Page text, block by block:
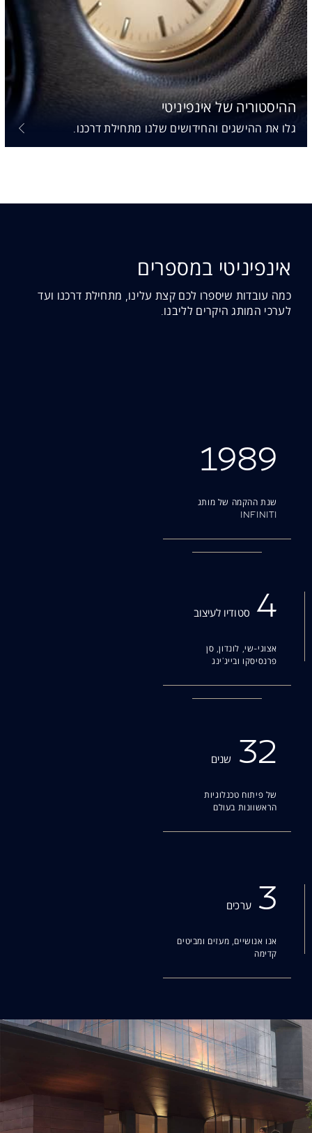
ההיסטוריה של אינפיניטי
גלו את ההישגים והחידושים שלנו מתחילת דרכנו.
אינפיניטי במספרים
כמה עובדות שיספרו לכם קצת עלינו, מתחילת דרכנו ועד
לערכי המותג היקרים לליבנו.
1989
שנת ההקמה של מותג
INFINITI
4 סטודיו לעיצוב
אצוגי-שי, לונדון, סן
פרנסיסקו ובייג'ינג
32 שנים
של פיתוח טכנלוגיות
הראשוונות בעולם
3 ערכים
אנו אנושיים, מעזים ומביטים
קדימה